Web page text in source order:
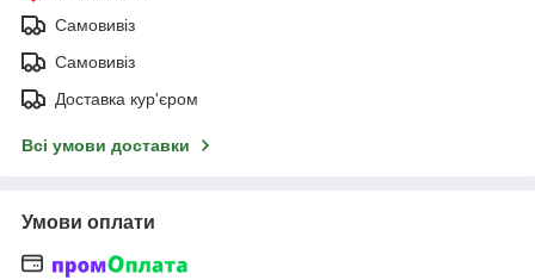
Самовивіз
Самовивіз
Доставка кур'єром
Всі умови доставки
Умови оплати